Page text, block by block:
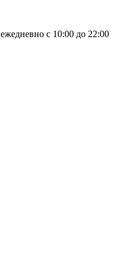
ежедневно с 10:00 до 22:00